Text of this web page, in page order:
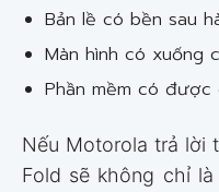
Bản lề có bền sau
Màn hình có xuống
Phần mềm có được
Nếu Motorola trả lời
Fold sẽ không chỉ là